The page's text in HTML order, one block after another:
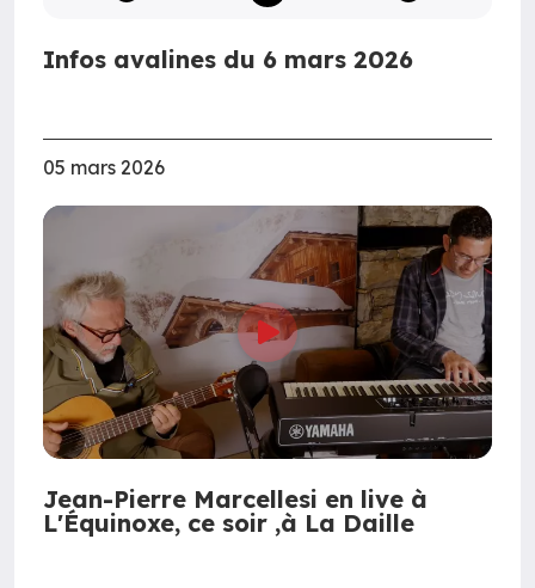
Infos avalines du 6 mars 2026
05 mars 2026
Jean-Pierre Marcellesi en live à
L'Équinoxe, ce soir ,à La Daille